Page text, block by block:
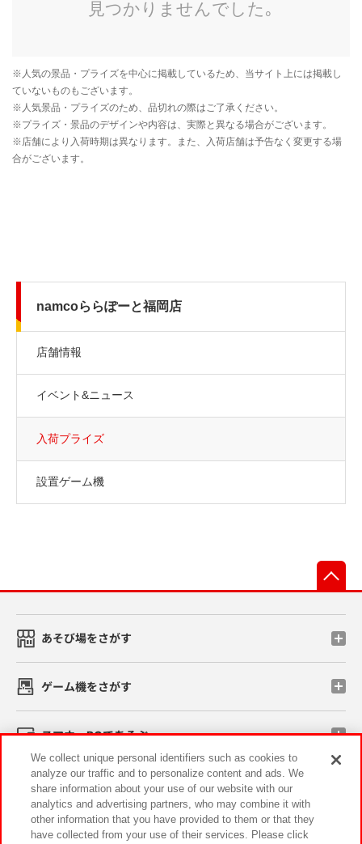
namcoららぽーと福岡店
店舗情報
イベント&ニュース
入荷プライズ
設置ゲーム機
あそび場をさがす
ゲーム機をさがす
スマホ・PCであそぶ
イベント・キャンペーン
We collect unique personal identifiers such as cookies to
analyze our traffic and to personalize content and ads. We
share information about your use of our website with our
analytics and advertising partners, who may combine it with
other information that you have provided to them or that they
have collected from your use of their services. Please click